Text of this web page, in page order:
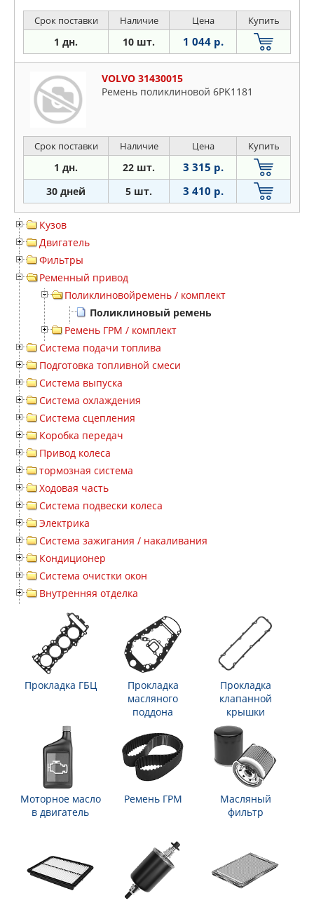
Срок поставки Наличие Цена Купить
1 дн. 10 шт. 1 044 р.
VOLVO 31430015
Ремень поликлиновой 6PK1181
Срок поставки Наличие Цена Купить
1 дн. 22 шт. 3 315 р.
30 дней 5 шт. 3 410 р.
Кузов
Двигатель
Фильтры
Ременный привод
Поликлиновойремень / комплект
Поликлиновый ремень
Ремень ГРМ / комплект
Система подачи топлива
Подготовка топливной смеси
Система выпуска
Система охлаждения
Система сцепления
Коробка передач
Привод колеса
тормозная система
Ходовая часть
Система подвески колеса
Электрика
Система зажигания / накаливания
Кондиционер
Система очистки окон
Внутренняя отделка
Прокладка ГБЦ
Прокладка
масляного
поддона
Прокладка
клапанной
крышки
Моторное масло
в двигатель
Ремень ГРМ
Масляный
фильтр